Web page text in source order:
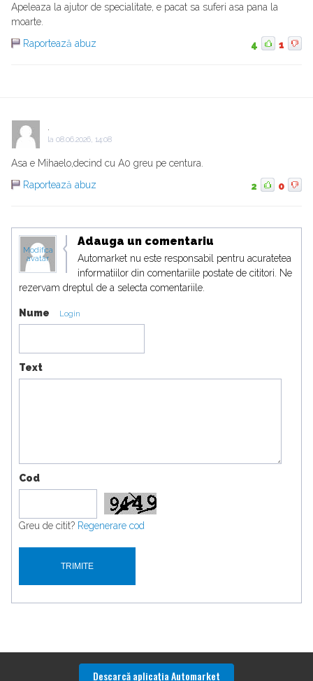
Apeleaza la ajutor de specialitate, e pacat sa suferi asa pana la
moarte.
Raportează abuz
4 1
la 08.06.2026, 14:08
Asa e Mihaelo,decind cu A0 greu pe centura.
Raportează abuz
2 0
Modifica
avatar
Adauga un comentariu
Automarket nu este responsabil pentru acuratetea
informatiilor din comentariile postate de cititori. Ne
rezervam dreptul de a selecta comentariile.
Nume Login
Text
Cod
Greu de citit? Regenerare cod
Descarcă aplicaţia Automarket